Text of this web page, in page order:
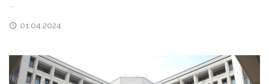
01.04.2024